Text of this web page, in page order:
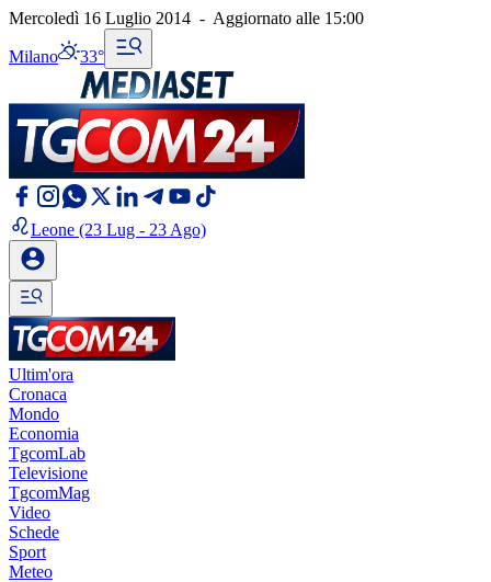
Mercoledì 16 Luglio 2014 - Aggiornato alle 15:00
Milano 33°
Leone (23 Lug - 23 Ago)
Ultim'ora
Cronaca
Mondo
Economia
TgcomLab
Televisione
TgcomMag
Video
Schede
Sport
Meteo